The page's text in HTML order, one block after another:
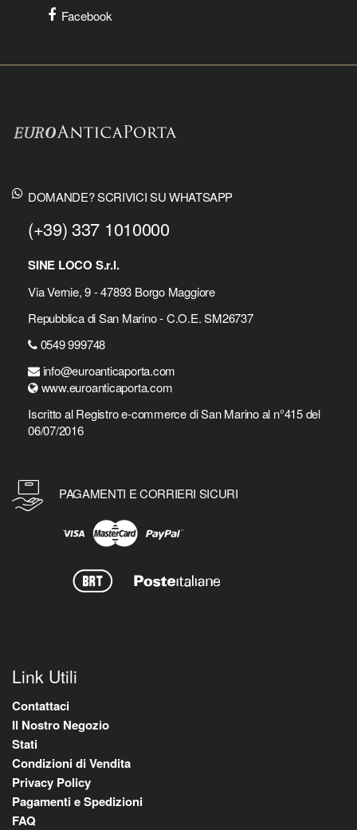
Facebook
DOMANDE? SCRIVICI SU WHATSAPP
(+39) 337 1010000
SINE LOCO S.r.l.
Via Vernie, 9 - 47893 Borgo Maggiore
Repubblica di San Marino - C.O.E. SM26737
0549 999748
info@euroanticaporta.com
www.euroanticaporta.com
Iscritto al Registro e-commerce di San Marino al n°415 del
06/07/2016
PAGAMENTI E CORRIERI SICURI
Link Utili
Contattaci
Il Nostro Negozio
Stati
Condizioni di Vendita
Privacy Policy
Pagamenti e Spedizioni
FAQ